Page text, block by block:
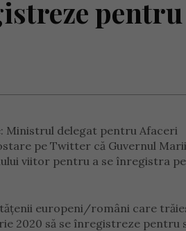
pentru
Ministrul delegat pentru Afaceri
pe Twitter că Guvernul Marii
viitor pentru a se înregistra
europeni/români care
2020 să se înregistreze pentru